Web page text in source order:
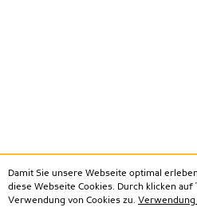
Damit Sie unsere Webseite optimal
diese Webseite Cookies. Durch klicken
Verwendung von Cookies zu. Verwendung